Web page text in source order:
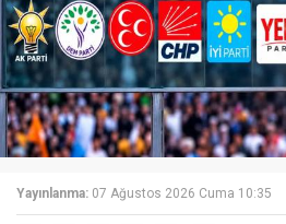
Yayınlanma: 07 Ağustos 2026 Cuma 10:35